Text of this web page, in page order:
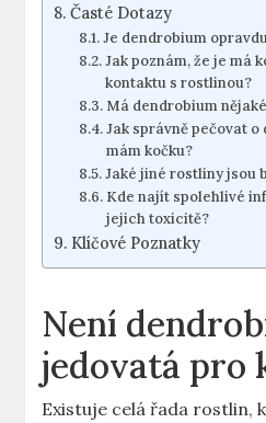
Časté Dotazy
Je dendrobium
Jak poznám, že je má
kontaktu s rostlinou?
Má dendrobium
Jak správně pečovat
mám kočku?
Jaké jiné rostliny jsou
Kde najít spolehlivé
jejich toxicitě?
Klíčové Poznatky
Není
jedovatá pro
Existuje celá řada rostlin,